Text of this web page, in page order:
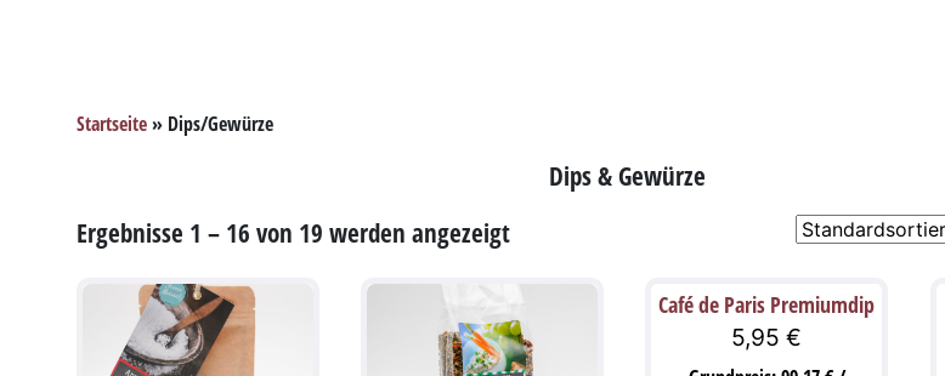
Startseite » Dips/Gewürze
Dips & Gewürze
Ergebnisse 1 – 16 von 19 werden angezeigt
Café de Paris Premiumdip
5,95€